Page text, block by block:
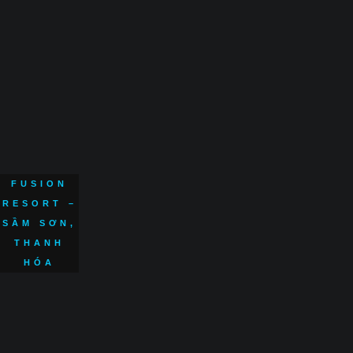
FUSION
RESORT –
SẦM SƠN,
THANH
HÓA